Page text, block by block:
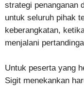
strategi penanganan
untuk seluruh pihak
keberangkatan,
menjalani
Untuk peserta yang
Sigit menekankan